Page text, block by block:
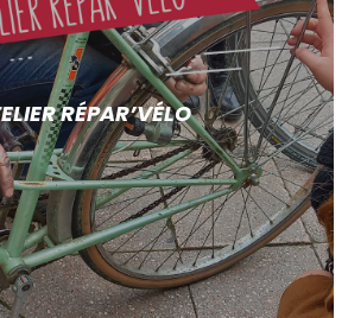
RÉPAR’VÉLO